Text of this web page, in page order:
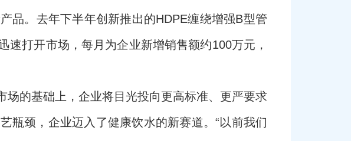
品。去年下半年创新推出的HDPE缠绕增强B型管
打开市场，每月为企业新增销售额约100万元，
的基础上，企业将目光投向更高标准、更严要求
瓶颈，企业迈入了健康饮水的新赛道。“以前我们